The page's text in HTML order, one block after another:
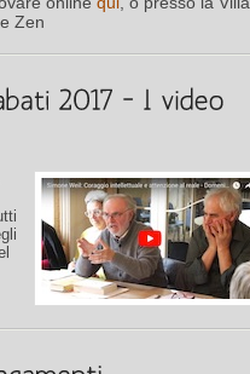
Zen